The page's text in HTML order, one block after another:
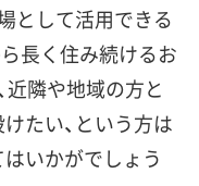
として活用できる
長く住み続けるお
近隣や地域の方と
たい、という方は
いかがでしょう